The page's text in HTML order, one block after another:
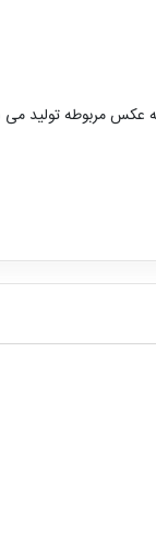
عکس مربوطه تولید